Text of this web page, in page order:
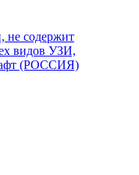
не содержит
видов УЗИ,
(РОССИЯ)